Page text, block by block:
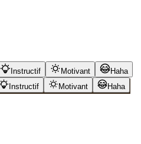
Instructif Motivant
Haha
Instructif Motivant
Haha